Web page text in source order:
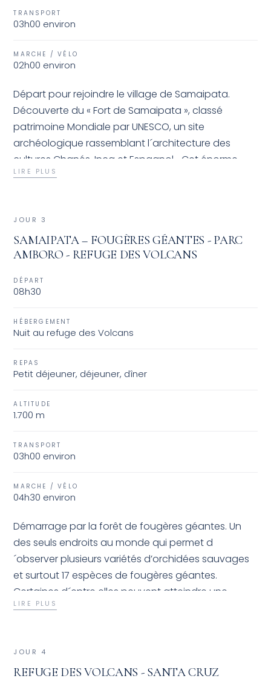
TRANSPORT
03h00 environ
MARCHE / VÉLO
02h00 environ
Départ pour rejoindre le village de Samaipata.
Découverte du « Fort de Samaipata », classé
patrimoine Mondiale par UNESCO, un site
archéologique rassemblant l´architecture des
cultures Chanés, Inca et Espagnol... Cet énorme
rocher sculpté constitue un témoignage unique
les amateurs d´archéologie. Après la visite, 20
kilomètres de route sont nécessaires pour rallier le
parc de « Cascadas de Cuevas ». Balade
rafraichissante sur les sentiers aménagés avec
comme point d´orgue trois magnifiques cascades.
LIRE PLUS
JOUR 3
SAMAIPATA – FOUGÈRES GÉANTES - PARC
AMBORO - REFUGE DES VOLCANS
DÉPART
08h30
HÉBERGEMENT
Nuit au refuge des Volcans
REPAS
Petit déjeuner, déjeuner, dîner
ALTITUDE
1.700 m
TRANSPORT
03h00 environ
MARCHE / VÉLO
04h30 environ
Démarrage par la forêt de fougères géantes. Un
des seuls endroits au monde qui permet d
´observer plusieurs variétés d’orchidées sauvages
et surtout 17 espèces de fougères géantes.
Certaines d´entre elles peuvent atteindre une
hauteur avoisinant une dizaine de mètres. Route
balade dans le canyon de la Serrania et baignade
dans la piscine naturelle créée par la Quebrada
LIRE PLUS
JOUR 4
REFUGE DES VOLCANS - SANTA CRUZ